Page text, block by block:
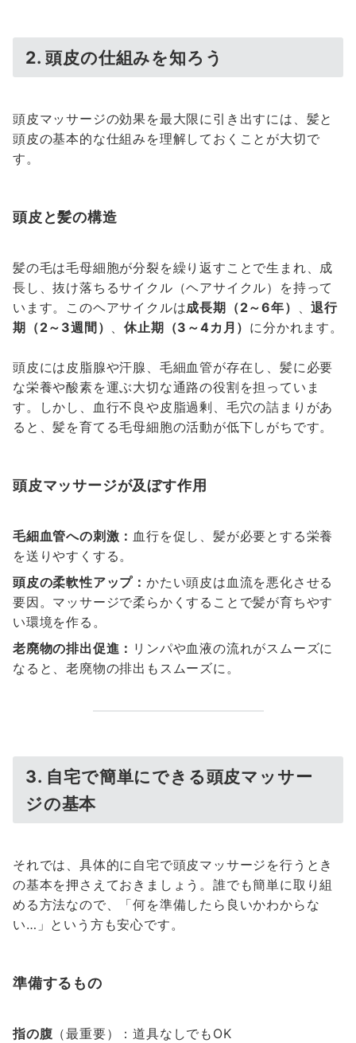
2. 頭皮の仕組みを知ろう
頭皮マッサージの効果を最大限に引き出すには、髪と
頭皮の基本的な仕組みを理解しておくことが大切で
す。
頭皮と髪の構造
髪の毛は毛母細胞が分裂を繰り返すことで生まれ、成
長し、抜け落ちるサイクル（ヘアサイクル）を持って
います。このヘアサイクルは成長期（2～6年） 、退行
期（2～3週間） 、休止期（3～4カ月） に分かれます。
頭皮には皮脂腺や汗腺、毛細血管が存在し、髪に必要
な栄養や酸素を運ぶ大切な通路の役割を担っていま
す。しかし、血行不良や皮脂過剰、毛穴の詰まりがあ
ると、髪を育てる毛母細胞の活動が低下しがちです。
頭皮マッサージが及ぼす作用
毛細血管への刺激： 血行を促し、髪が必要とする栄養
を送りやすくする。
頭皮の柔軟性アップ： かたい頭皮は血流を悪化させる
要因。マッサージで柔らかくすることで髪が育ちやす
い環境を作る。
老廃物の排出促進： リンパや血液の流れがスムーズに
なると、老廃物の排出もスムーズに。
3. 自宅で簡単にできる頭皮マッサー
ジの基本
それでは、具体的に自宅で頭皮マッサージを行うとき
の基本を押さえておきましょう。誰でも簡単に取り組
める方法なので、「何を準備したら良いかわからな
い…」という方も安心です。
準備するもの
指の腹 （最重要）：道具なしでもOK